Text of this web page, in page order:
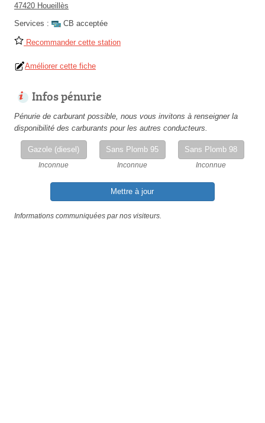
47420 Houeillès
Services :
CB acceptée
Recommander cette station
Améliorer cette fiche
Infos pénurie
Pénurie de carburant possible, nous vous invitons à renseigner la
disponibilité des carburants pour les autres conducteurs.
Gazole (diesel)
Inconnue
Sans Plomb 95
Inconnue
Sans Plomb 98
Inconnue
Mettre à jour
Informations communiquées par nos visiteurs.